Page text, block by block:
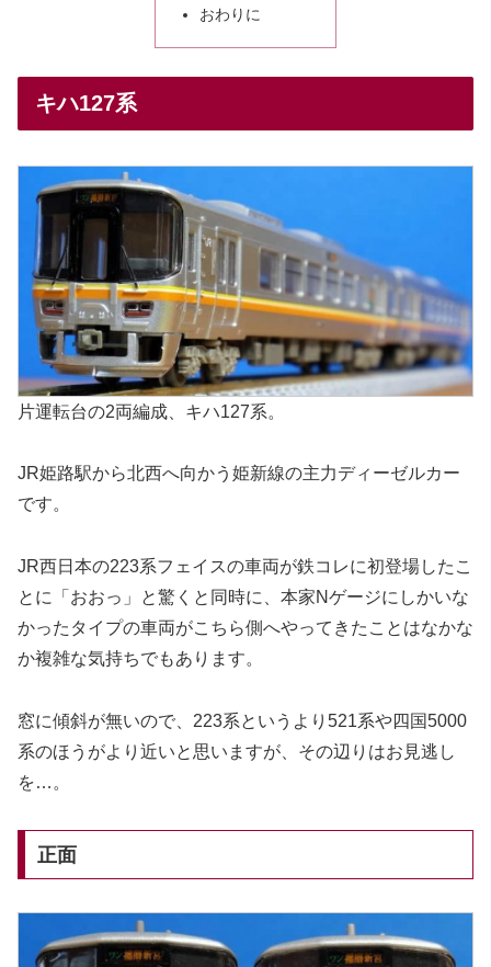
おわりに
キハ127系
片運転台の2両編成、キハ127系。
JR姫路駅から北西へ向かう姫新線の主力ディーゼルカー
です。
JR西日本の223系フェイスの車両が鉄コレに初登場したこ
とに「おおっ」と驚くと同時に、本家Nゲージにしかいな
かったタイプの車両がこちら側へやってきたことはなかな
か複雑な気持ちでもあります。
窓に傾斜が無いので、223系というより521系や四国5000
系のほうがより近いと思いますが、その辺りはお見逃し
を…。
正面